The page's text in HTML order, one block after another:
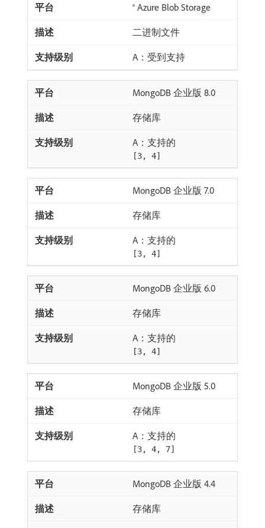
® Azure Blob Storage
二进制文件
A：受到支持
MongoDB 企业版 8.0
存储库
A：支持的
[3, 4]
MongoDB 企业版 7.0
存储库
A：支持的
[3, 4]
MongoDB 企业版 6.0
存储库
A：支持的
[3, 4]
MongoDB 企业版 5.0
存储库
A：支持的
[3, 4, 7]
MongoDB 企业版 4.4
存储库